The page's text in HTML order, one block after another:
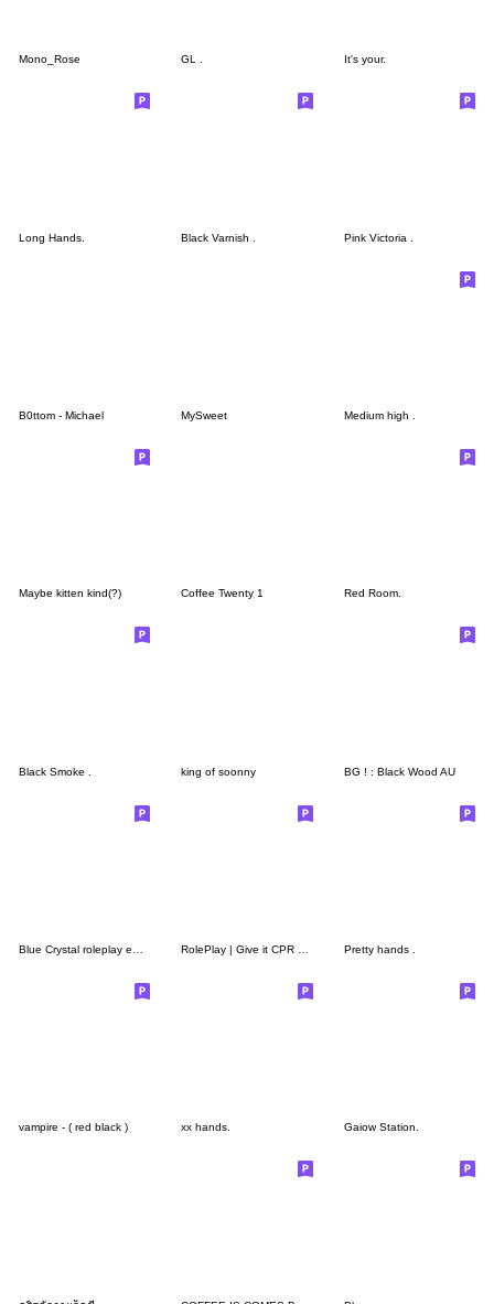
Mono_Rose GL . It's your.
Long Hands. Black Varnish . Pink Victoria .
B0ttom - Michael MySweet Medium high .
Maybe kitten kind(?) Coffee Twenty 1 Red Room.
Black Smoke . king of soonny BG ! : Black Wood AU
Pretty hands .
vampire - ( red black ) xx hands. Gaiow Station.